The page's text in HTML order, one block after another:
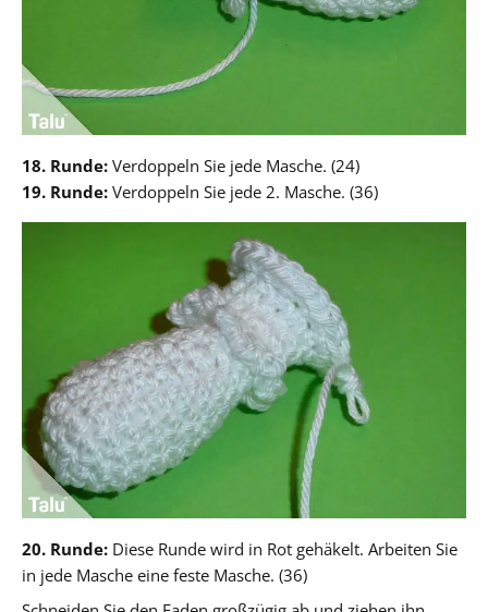
18. Runde: Verdoppeln Sie jede Masche. (24)
19. Runde: Verdoppeln Sie jede 2. Masche. (36)
20. Runde: Diese Runde wird in Rot gehäkelt. Arbeiten Sie
in jede Masche eine feste Masche. (36)